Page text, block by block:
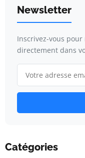
Newsletter
Inscrivez-vous
directement dans
Catégories